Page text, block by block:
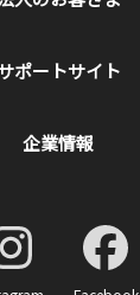
ポートサイト
企業情報